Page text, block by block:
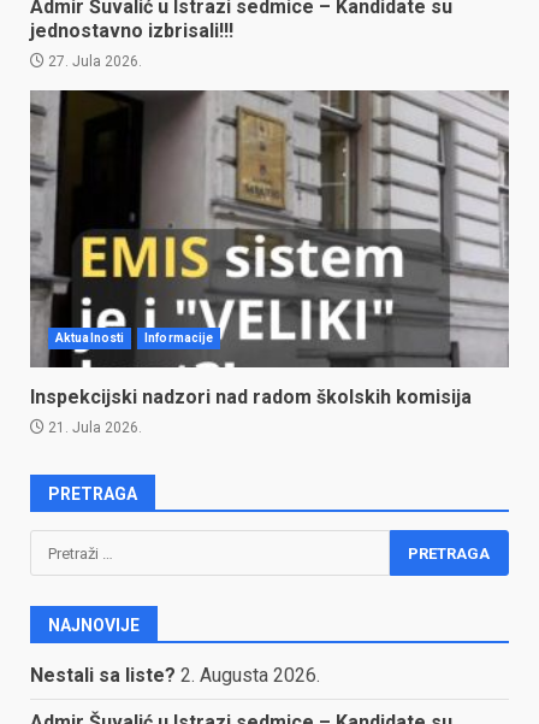
Admir Šuvalić u Istrazi sedmice – Kandidate su
jednostavno izbrisali!!!
27. Jula 2026.
Aktualnosti Informacije
Inspekcijski nadzori nad radom školskih komisija
21. Jula 2026.
PRETRAGA
Pretraga:
NAJNOVIJE
Nestali sa liste? 2. Augusta 2026.